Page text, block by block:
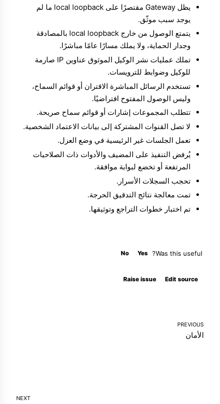
يظل Gateway مقتصرًا على local loopback ما لم
يوجد سبب موثّق.
يتمتع الوصول من خارج local loopback بالمصادقة
وجدار الحماية، ولا يملك مسارًا عامًا مباشرًا.
تملك عمليات نشر الوكيل الموثوق عناوين IP صارمة
للوكيل وضوابط للترويسات.
تستخدم الرسائل المباشرة الاقتران أو قوائم السماح،
وليس الوصول المفتوح افتراضيًا.
تتطلب المجموعات إشارات أو قوائم سماح صريحة.
لا تصل القنوات المشتركة إلى بيانات الاعتماد الشخصية.
تعمل الجلسات غير الرئيسية في وضع العزل.
يُرفض التنفيذ على المضيف والأدوات ذات الصلاحيات
المرتفعة أو تخضع لبوابة موافقة.
تحجب السجلات الأسرار.
تمت معالجة نتائج التدقيق الحرجة.
تم اختبار خطوات التراجع وتوثيقها.
Was this useful?
Yes
No
Edit source
Raise issue
PREVIOUS
الأمان
NEXT